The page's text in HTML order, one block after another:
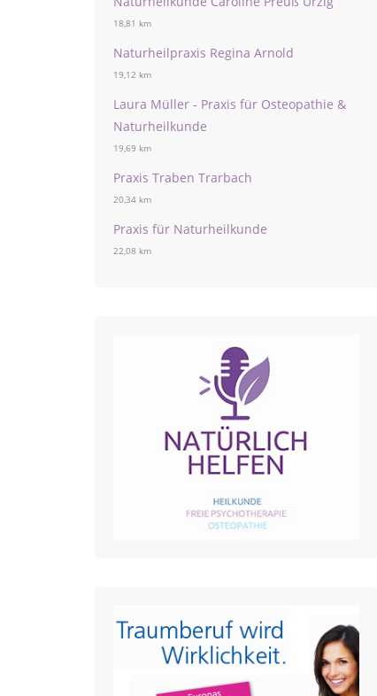
18,81 km
Naturheilpraxis Regina Arnold
19,12 km
Laura Müller - Praxis für Osteopathie &
Naturheilkunde
19,69 km
Praxis Traben Trarbach
20,34 km
Praxis für Naturheilkunde
22,08 km